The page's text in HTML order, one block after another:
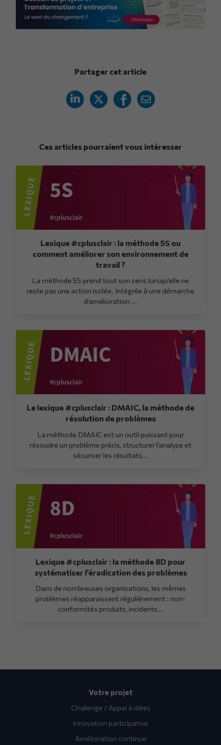
Partager cet article
Ces articles pourraient vous intéresser
Lexique #cplusclair : la méthode 5S ou
comment améliorer son environnement de
travail ?
La méthode 5S prend tout son sens lorsqu’elle ne
reste pas une action isolée. Intégrée à une démarche
d’amélioration ...
Le lexique #cplusclair : DMAIC, la méthode de
résolution de problèmes
La méthode DMAIC est un outil puissant pour
résoudre un problème précis, structurer l’analyse et
sécuriser les résultats...
Lexique #cplusclair : la méthode 8D pour
systématiser l’éradication des problèmes
Dans de nombreuses organisations, les mêmes
problèmes réapparaissent régulièrement : non-
conformités produits, incidents...
Votre projet
Challenge / Appel à idées
Innovation participative
Amélioration continue